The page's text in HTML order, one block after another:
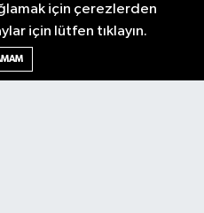
güvendiği haber kaynağı.
için çerezlerden
için lütfen tıklayın.